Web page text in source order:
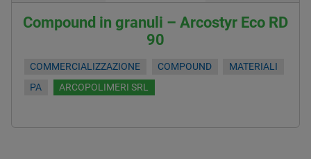
Compound in granuli – Arcostyr Eco RD
90
COMMERCIALIZZAZIONE COMPOUND
MATERIALI
PA
ARCOPOLIMERI SRL